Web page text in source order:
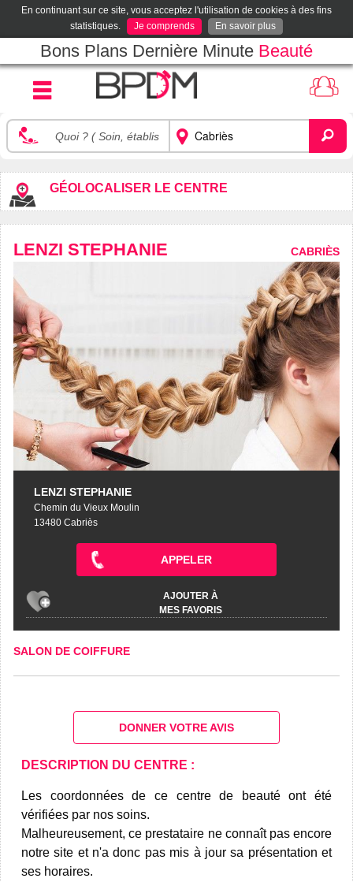
En continuant sur ce site, vous acceptez l'utilisation de cookies à des fins
statistiques.
Je comprends En savoir plus
Bons Plans Dernière Minute Beauté
GÉOLOCALISER LE CENTRE
LENZI STEPHANIE CABRIÈS
LENZI STEPHANIE
Chemin du Vieux Moulin
13480 Cabriès
APPELER
AJOUTER À
MES FAVORIS
SALON DE COIFFURE
DONNER VOTRE AVIS
DESCRIPTION DU CENTRE :
Les coordonnées de ce centre de beauté ont été
vérifiées par nos soins.
Malheureusement, ce prestataire ne connaît pas encore
notre site et n'a donc pas mis à jour sa présentation et
ses horaires.